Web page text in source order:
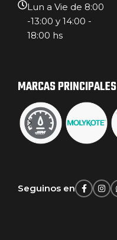
Lun a Vie de 8:00
-13:00 y 14:00 -
18:00 hs
MARCAS PRINCIPALES
Seguinos en